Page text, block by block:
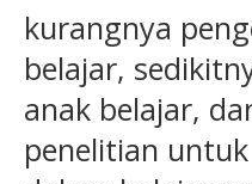
kurangnya
belajar,
anak belajar,
penelitian